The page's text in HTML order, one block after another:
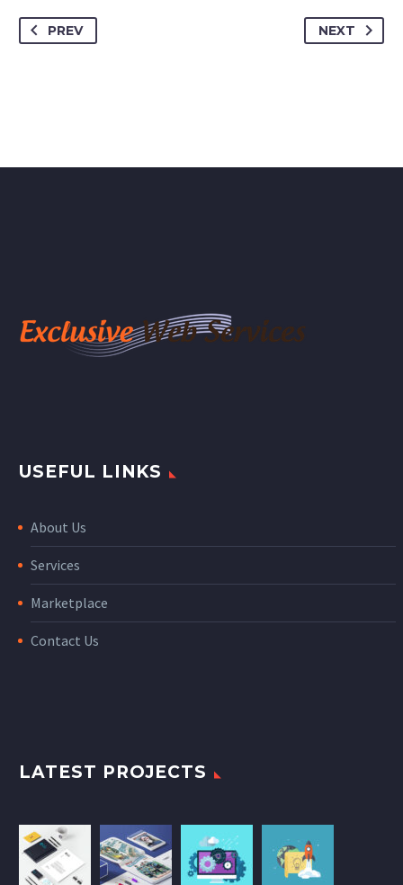
PREV NEXT
USEFUL LINKS
About Us
Services
Marketplace
Contact Us
LATEST PROJECTS